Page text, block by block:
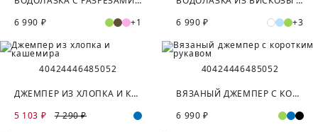
6 990 ₽
+1
6 990 ₽
+3
40424446485052
ДЖЕМПЕР ИЗ ХЛОПКА И КАШЕМИРА
5 103 ₽
7 290 ₽
40424446485052
ВЯЗАНЫЙ ДЖЕМПЕР С КОРОТКИМ РУКАВОМ
6 990 ₽